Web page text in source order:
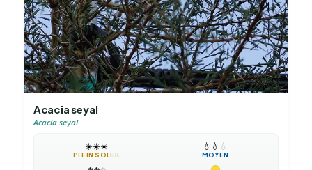
Acacia seyal
Acacia seyal
☀️☀️☀️
PLEIN SOLEIL
💧 💧 💧
MOYEN